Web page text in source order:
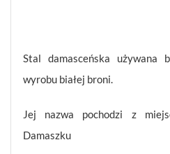
Stal damasceńska używana
wyrobu białej broni.
Jej nazwa pochodzi z
Damaszku